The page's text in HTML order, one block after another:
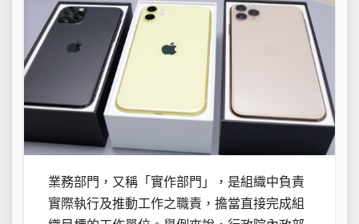
業務部門，又稱「實作部門」，是組織中負責
實際執行及推動工作之職責，擔當直接完成組